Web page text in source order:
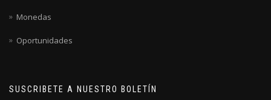
Monedas
Oportunidades
SUSCRIBETE A NUESTRO BOLETÍN